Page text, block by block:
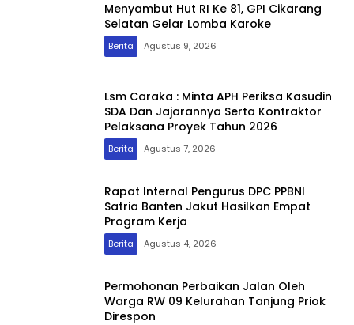
Menyambut Hut RI Ke 81, GPI Cikarang
Selatan Gelar Lomba Karoke
Berita Agustus 9, 2026
Lsm Caraka : Minta APH Periksa Kasudin
SDA Dan Jajarannya Serta Kontraktor
Pelaksana Proyek Tahun 2026
Berita Agustus 7, 2026
Rapat Internal Pengurus DPC PPBNI
Satria Banten Jakut Hasilkan Empat
Program Kerja
Berita Agustus 4, 2026
Permohonan Perbaikan Jalan Oleh
Warga RW 09 Kelurahan Tanjung Priok
Direspon